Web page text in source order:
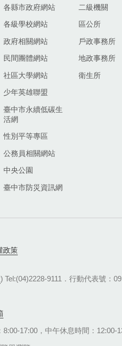
各縣市政府網站
各級學校網站
政府相關網站
民間團體網站
社區大學網站
少年英雄聯盟
臺中市永續低碳生
活網
性別平等專區
公務員相關網站
中央公園
臺中市防災資訊網
二級機關
區公所
戶政事務所
地政事務所
衛生所
政策
) Tel:(04)2228-9111．行動代表號：
8:00-17:00，中午休息時間：12:00-